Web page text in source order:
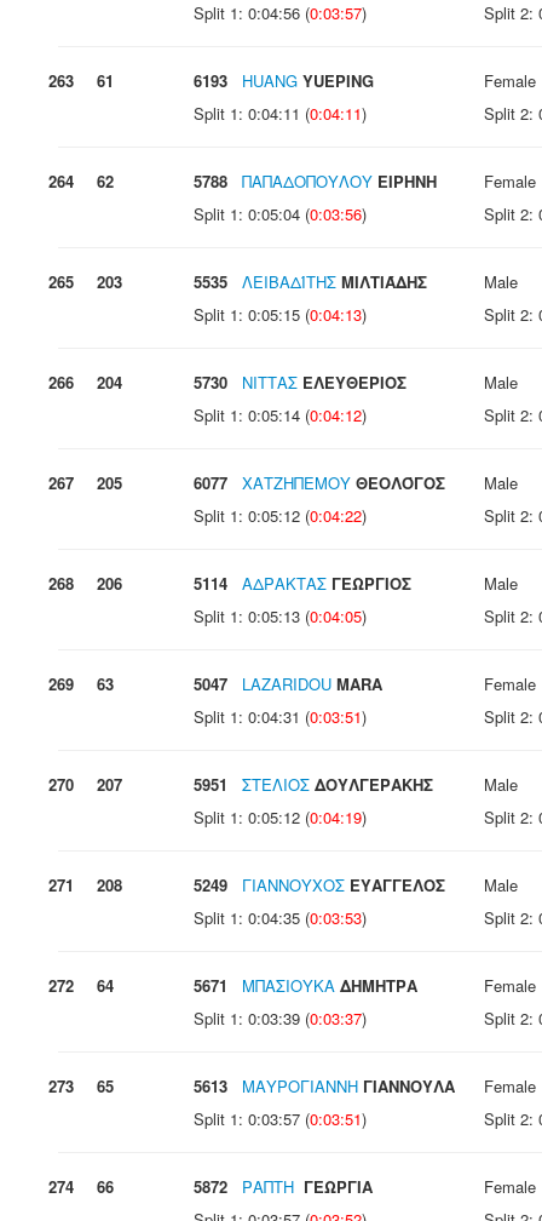
Split 1: 0:04:56 (0:03:57) Split 2:
263 61 6193 HUANG YUEPING
Female
Split 1: 0:04:11 (0:04:11) Split 2:
264 62 5788 ΠΑΠΑΔΟΠΟΥΛΟΥ ΕΙΡΗΝΗ
Female
Split 1: 0:05:04 (0:03:56) Split 2:
265 203 5535 ΛΕΙΒΑΔΊΤΗΣ ΜΙΛΤΙΆΔΗΣ
Male
Split 1: 0:05:15 (0:04:13) Split 2:
266 204 5730 ΝΙΤΤΑΣ ΕΛΕΥΘΕΡΙΟΣ
Male
Split 1: 0:05:14 (0:04:12) Split 2:
267 205 6077 ΧΑΤΖΗΠΕΜΟΥ ΘΕΟΛΌΓΟΣ
Male
Split 1: 0:05:12 (0:04:22) Split 2:
268 206 5114 ΑΔΡΑΚΤΑΣ ΓΕΩΡΓΙΟΣ
Male
Split 1: 0:05:13 (0:04:05) Split 2:
269 63 5047 LAZARIDOU MARA
Female
Split 1: 0:04:31 (0:03:51) Split 2:
270 207 5951 ΣΤΕΛΙΟΣ ΔΟΥΛΓΕΡΑΚΗΣ
Male
Split 1: 0:05:12 (0:04:19) Split 2:
271 208 5249 ΓΙΑΝΝΟΥΧΟΣ ΕΥΑΓΓΕΛΟΣ
Male
Split 1: 0:04:35 (0:03:53) Split 2:
272 64 5671 ΜΠΑΣΙΟΥΚΑ ΔΗΜΗΤΡΑ
Female
Split 1: 0:03:39 (0:03:37) Split 2:
273 65 5613 ΜΑΥΡΟΓΙΑΝΝΗ ΓΙΑΝΝΟΥΛΑ
Female
Split 1: 0:03:57 (0:03:51) Split 2:
274 66 5872 ΡΑΠΤΗ ΓΕΩΡΓΙΑ
Female